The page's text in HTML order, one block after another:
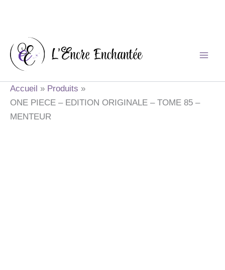
contenu
Accueil
Produits
ONE PIECE – EDITION ORIGINALE – TOME 85 –
MENTEUR